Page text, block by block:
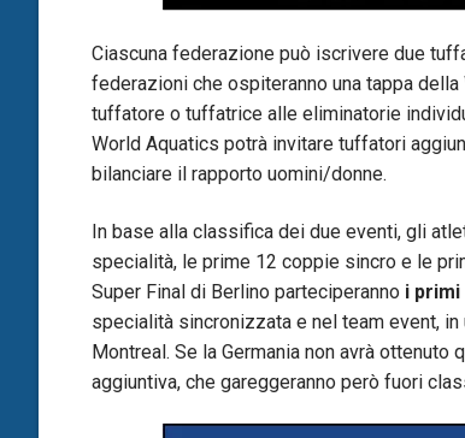
Ciascuna federazione può iscrivere due
federazioni che ospiteranno una tappa della
tuffatore o tuffatrice alle eliminatorie
World Aquatics potrà invitare tuffatori
bilanciare il rapporto uomini/donne.
In base alla classifica dei due eventi, gli
specialità, le prime 12 coppie sincro e le
Super Final di Berlino parteciperanno i
specialità sincronizzata e nel team event,
Montreal. Se la Germania non avrà
aggiuntiva, che gareggeranno però fuori